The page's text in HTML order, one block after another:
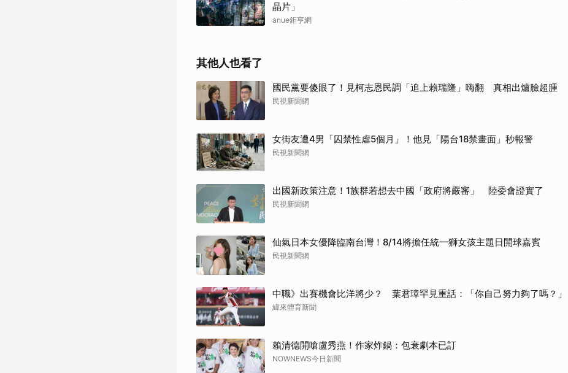
晶片」
anue鉅亨網
其他人也看了
國民黨要傻眼了！見柯志恩民調「追上賴瑞隆」嗨翻 真相出爐臉超腫
民視新聞網
女街友遭4男「囚禁性虐5個月」！他見「陽台18禁畫面」秒報警
民視新聞網
出國新政策注意！1族群若想去中國「政府將嚴審」 陸委會證實了
民視新聞網
仙氣日本女優降臨南台灣！8/14將擔任統一獅女孩主題日開球嘉賓
民視新聞網
中職》出賽機會比洋將少？ 葉君璋罕見重話：「你自己努力夠了嗎？」
緯來體育新聞
賴清德開嗆盧秀燕！作家炸鍋：包衰劇本已訂
NOWNEWS今日新聞